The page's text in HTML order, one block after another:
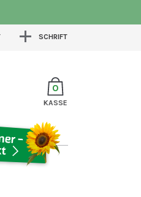
SCHRIFT
0
KASSE